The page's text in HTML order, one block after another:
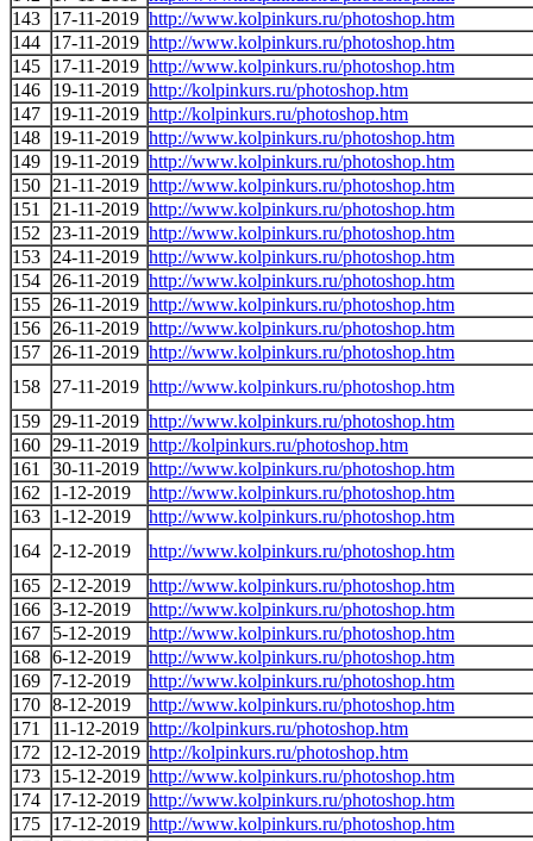
143
17-11-2019 http://www.kolpinkurs.ru/photoshop.htm
144
17-11-2019 http://www.kolpinkurs.ru/photoshop.htm
145
17-11-2019 http://www.kolpinkurs.ru/photoshop.htm
146
19-11-2019 http://kolpinkurs.ru/photoshop.htm
147
19-11-2019 http://kolpinkurs.ru/photoshop.htm
148
19-11-2019 http://www.kolpinkurs.ru/photoshop.htm
149
19-11-2019 http://www.kolpinkurs.ru/photoshop.htm
150
21-11-2019 http://www.kolpinkurs.ru/photoshop.htm
151
21-11-2019 http://www.kolpinkurs.ru/photoshop.htm
152
23-11-2019 http://www.kolpinkurs.ru/photoshop.htm
153
24-11-2019 http://www.kolpinkurs.ru/photoshop.htm
154
26-11-2019 http://www.kolpinkurs.ru/photoshop.htm
155
26-11-2019 http://www.kolpinkurs.ru/photoshop.htm
156
26-11-2019 http://www.kolpinkurs.ru/photoshop.htm
157
26-11-2019 http://www.kolpinkurs.ru/photoshop.htm
158
27-11-2019 http://www.kolpinkurs.ru/photoshop.htm
159
29-11-2019 http://www.kolpinkurs.ru/photoshop.htm
160
29-11-2019 http://kolpinkurs.ru/photoshop.htm
161
30-11-2019 http://www.kolpinkurs.ru/photoshop.htm
162
1-12-2019
http://www.kolpinkurs.ru/photoshop.htm
163
1-12-2019
http://www.kolpinkurs.ru/photoshop.htm
164
2-12-2019
http://www.kolpinkurs.ru/photoshop.htm
165
2-12-2019
http://www.kolpinkurs.ru/photoshop.htm
166 3-12-2019
http://www.kolpinkurs.ru/photoshop.htm
167
5-12-2019
http://www.kolpinkurs.ru/photoshop.htm
168 6-12-2019
http://www.kolpinkurs.ru/photoshop.htm
169
7-12-2019
http://www.kolpinkurs.ru/photoshop.htm
170 8-12-2019
http://www.kolpinkurs.ru/photoshop.htm
171
11-12-2019 http://kolpinkurs.ru/photoshop.htm
172
12-12-2019 http://kolpinkurs.ru/photoshop.htm
173
15-12-2019 http://www.kolpinkurs.ru/photoshop.htm
174
17-12-2019 http://www.kolpinkurs.ru/photoshop.htm
175
17-12-2019 http://www.kolpinkurs.ru/photoshop.htm